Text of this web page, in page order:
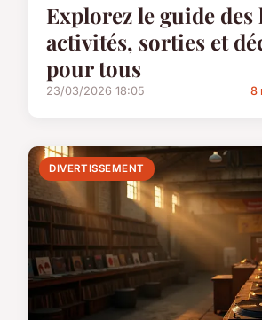
Explorez le guide
activités, sorties et
pour tous
23/03/2026 18:05 8
DIVERTISSEMENT